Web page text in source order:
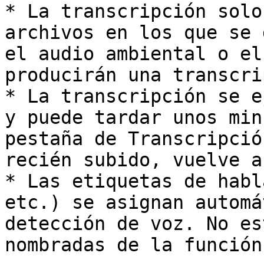
* La transcripción
archivos en los que se
el audio ambiental o
producirán una
* La transcripción se
y puede tardar unos
pestaña de
recién subido, vuelve
* Las etiquetas de
etc.) se asignan
detección de voz. No
nombradas de la